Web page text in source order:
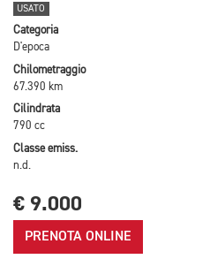
USATO
Categoria
D'epoca
Chilometraggio
67.390 km
Cilindrata
790 cc
Classe emiss.
n.d.
€ 9.000
PRENOTA ONLINE